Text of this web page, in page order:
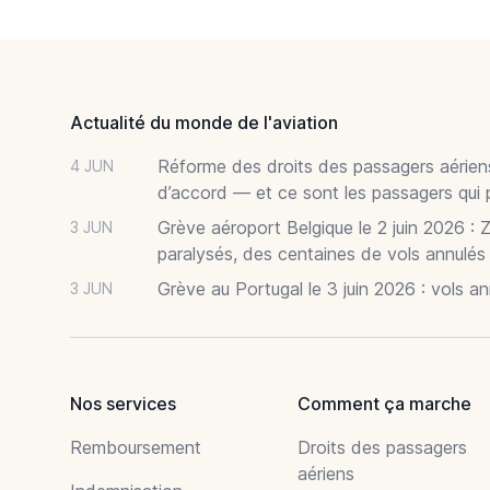
Actualité du monde de l'aviation
4 JUN
Réforme des droits des passagers
d’accord — et ce sont les passagers qui
3 JUN
Grève aéroport Belgique le 2 juin 2026 :
paralysés, des centaines de vols annulés
3 JUN Grève au Portugal le 3 juin 2026 : vols
Nos services
Remboursement
Comment ça marche
Droits des passagers
aériens